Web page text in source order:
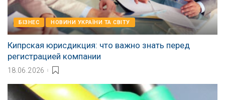
БІЗНЕС НОВИНИ УКРАЇНИ ТА СВІТУ
Кипрская юрисдикция: что важно знать перед
регистрацией компании
18.06.2026